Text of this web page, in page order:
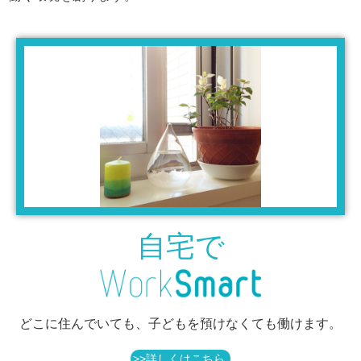
自宅で
どこに住んでいても、 子どもを預けなくても働けます。
>>詳しくはこちら